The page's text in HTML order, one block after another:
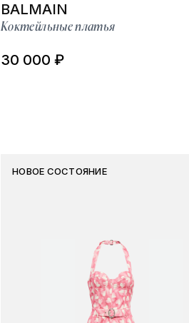
BALMAIN
Коктейльные платья
30 000 ₽
НОВОЕ СОСТОЯНИЕ